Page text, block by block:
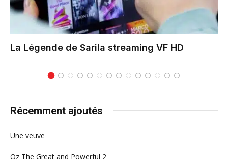
La Légende de Sarila streaming VF HD
Récemment ajoutés
Une veuve
Oz The Great and Powerful 2